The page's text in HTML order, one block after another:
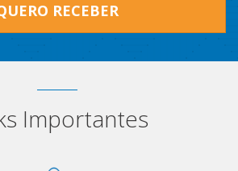
RECEBER
Importantes